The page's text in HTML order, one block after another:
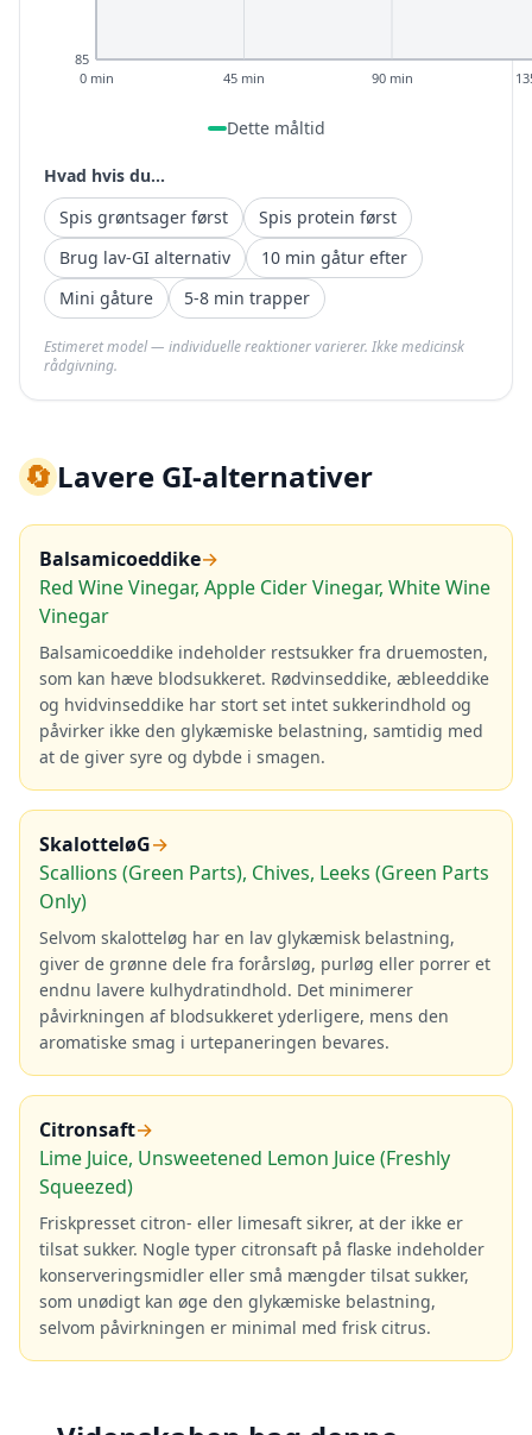
85
0 min 45 min 90 min
Dette måltid
Hvad hvis du...
Spis grøntsager først
Spis protein først
Brug lav-GI alternativ
10 min gåtur efter
Mini gåture
5-8 min trapper
Estimeret model — individuelle reaktioner varierer. Ikke medicinsk
rådgivning.
🔄Lavere GI-alternativer
Balsamicoeddike→
Red Wine Vinegar, Apple Cider Vinegar, White Wine
Vinegar
Balsamicoeddike indeholder restsukker fra druemosten,
som kan hæve blodsukkeret. Rødvinseddike, æbleeddike
og hvidvinseddike har stort set intet sukkerindhold og
påvirker ikke den glykæmiske belastning, samtidig med
at de giver syre og dybde i smagen.
SkalotteløG→
Scallions (Green Parts), Chives, Leeks (Green Parts
Only)
Selvom skalotteløg har en lav glykæmisk belastning,
giver de grønne dele fra forårsløg, purløg eller porrer et
endnu lavere kulhydratindhold. Det minimerer
påvirkningen af blodsukkeret yderligere, mens den
aromatiske smag i urtepaneringen bevares.
Citronsaft→
Lime Juice, Unsweetened Lemon Juice (Freshly
Squeezed)
Friskpresset citron- eller limesaft sikrer, at der ikke er
tilsat sukker. Nogle typer citronsaft på flaske indeholder
konserveringsmidler eller små mængder tilsat sukker,
som unødigt kan øge den glykæmiske belastning,
selvom påvirkningen er minimal med frisk citrus.